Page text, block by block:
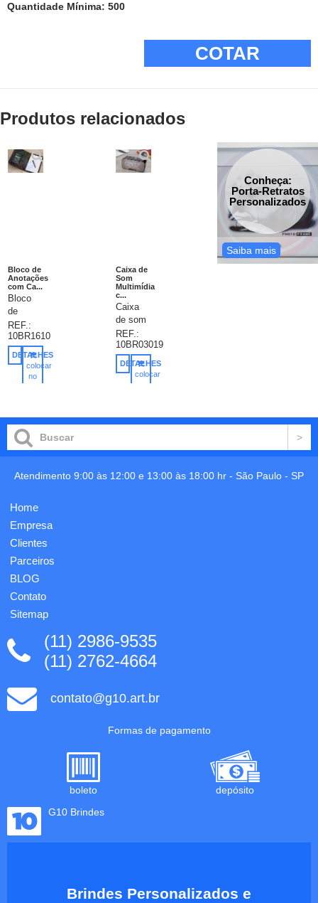
Quantidade Mínima: 500
COTAR
Produtos relacionados
Bloco de
Anotações
com Ca...
Bloco
de
anotações
com 30
folhas
pautadas,
acompanha
Capa de
couro
sintético.
22x16cm.
gravação
na capa
do b...
REF.:
10BR1610
DETALHES
colocar
no
Caixa de
Som
Multimídia
c...
Caixa
de som
multimídia
com
relógio
despertador
celular.
em
e com
REF.:
10BR03019
DETALHES
colocar
Conheça:
Porta-Retratos
Personalizados
Saiba mais
Atendimento 9:00 às 12:00 e 13:00 às 18:00 hr - São Paulo - SP
Home
Empresa
Clientes
Parceiros
BLOG
Contato
Sitemap
(11) 2986-9535
(11) 2762-4664
contato@g10.art.br
Formas de pagamento
boleto
depósito
G10 Brindes
Brindes Personalizados e